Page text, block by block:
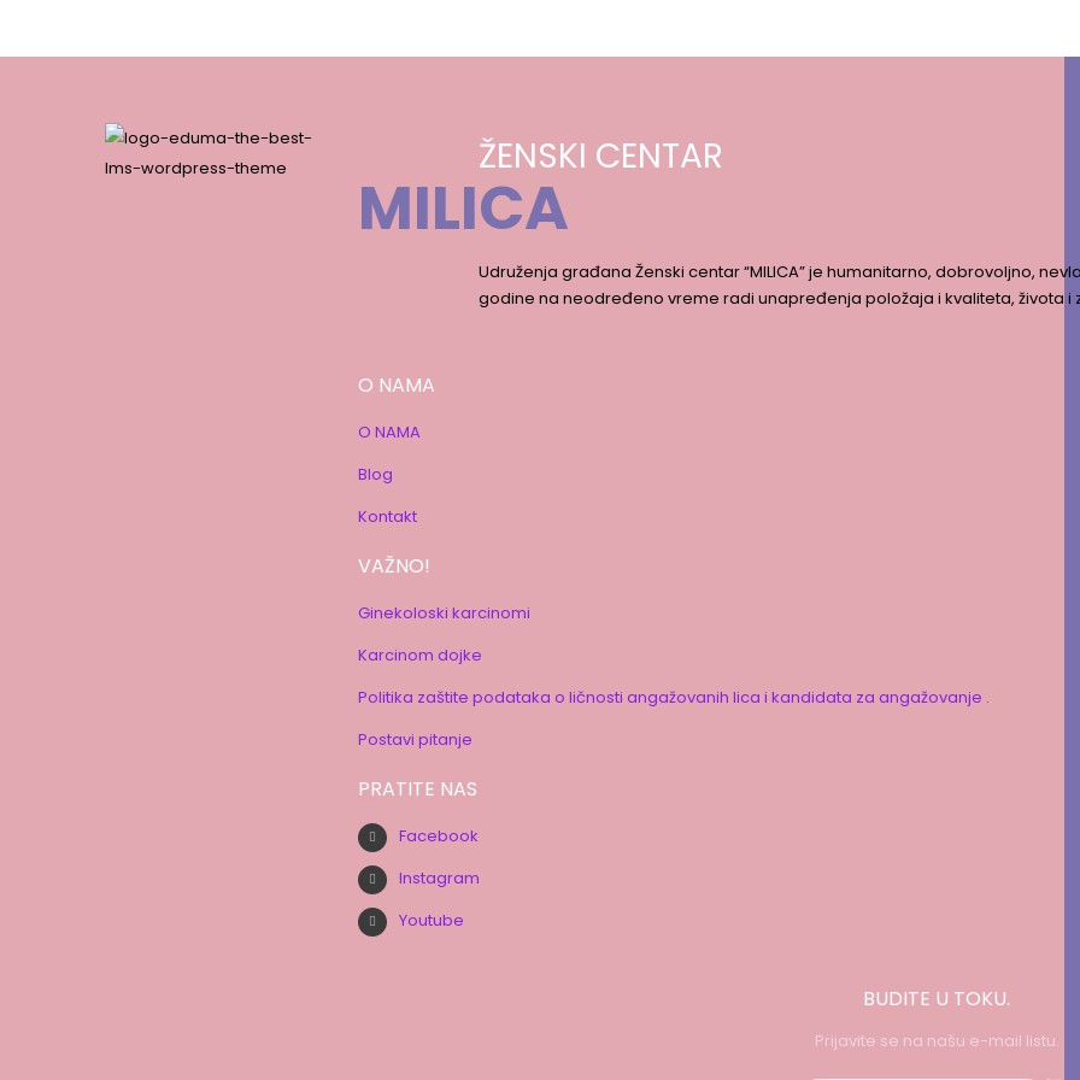
ŽENSKI CENTAR
MILICA
Udruženja građana Ženski centar “MILICA” je humanitarno, dobrovoljno,
godine na neodređeno vreme radi unapređenja položaja i kvaliteta, života i
O NAMA
O NAMA
Blog
Kontakt
VAŽNO!
Ginekoloski karcinomi
Karcinom dojke
Politika zaštite podataka o ličnosti angažovanih lica i kandidata za angažovanje .
Postavi pitanje
PRATITE NAS
Facebook
Instagram
Youtube
BUDITE U TOKU.
Prijavite se na našu e-mail listu.